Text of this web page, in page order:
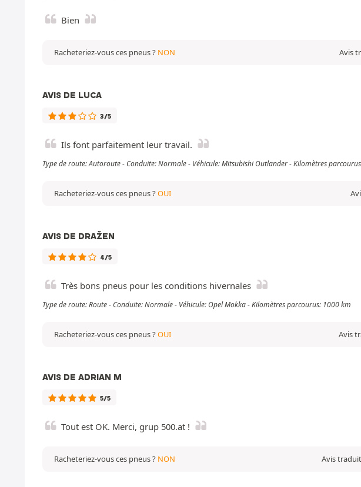
Bien
Avis
Racheteriez-vous ces pneus ? NON
AVIS DE LUCA
3/5
Ils font parfaitement leur travail.
Type de route: Autoroute - Conduite: Normale - Véhicule: Mitsubishi Outlander - Kilomètres
Racheteriez-vous ces pneus ?OUI
AVIS DE DRAŽEN
4/5
Très bons pneus pour les conditions hivernales
Type de route: Route - Conduite: Normale - Véhicule: Opel Mokka - Kilomètres parcourus: 1000 km
Avis
Racheteriez-vous ces pneus ?OUI
AVIS DE ADRIAN M
5/5
Tout est OK. Merci, grup 500.at !
Avis
Racheteriez-vous ces pneus ? NON